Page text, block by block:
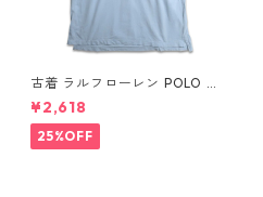
古着 ラルフローレン POLO JE
ANS CO. RALPH LAUREN 半
袖 ポロシャツ ワンポイント 鹿
の子 ライトブルー 表記：XL
gd410383n w60805
¥2,618
25%OFF